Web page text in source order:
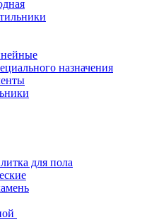
назначения
для пола